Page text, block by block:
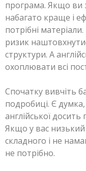
програма. Якщо ви
набагато краще і
потрібні
ризик
структури. А
охоплювати всі
Спочатку вивчіть
подробиці. Є
англійської досить
Якщо у вас низький
складного і не
не потрібно.